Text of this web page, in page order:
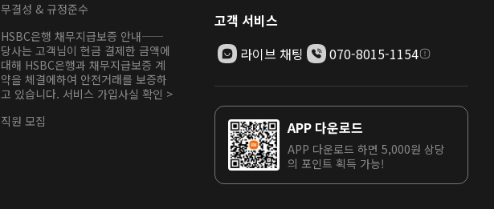
무결성 & 규정준수
HSBC은행 채무지급보증 안내——
당사는 고객님이 현금 결제한 금액에
대해 HSBC은행과 채무지급보증 계
약을 체결에하여 안전거래를 보증하
고 있습니다. 서비스 가입사실 확인 >
직원 모집
고객 서비스
라이브 채팅
070-8015-1154
APP 다운로드
APP 다운로드 하면 5,000원 상당
의 포인트 획득 가능!